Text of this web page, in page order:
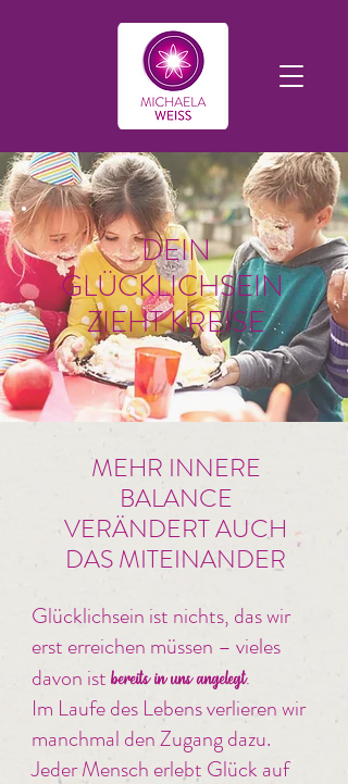
DEIN
GLÜCKLICHSEIN
ZIEHT KREISE
MEHR INNERE
BALANCE
VERÄNDERT AUCH
DAS MITEINANDER
Glücklichsein ist nichts, das wir
erst erreichen müssen – vieles
davon ist bereits in uns angelegt.
Im Laufe des Lebens verlieren wir
manchmal den Zugang dazu.
Jeder Mensch erlebt Glück auf